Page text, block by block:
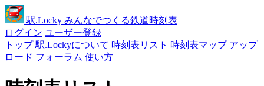
駅.Locky みんなでつくる鉄道時刻表
ログイン ユーザー登録
トップ 駅.Lockyについて 時刻表リスト 時刻表マップ アップ
ロード フォーラム 使い方